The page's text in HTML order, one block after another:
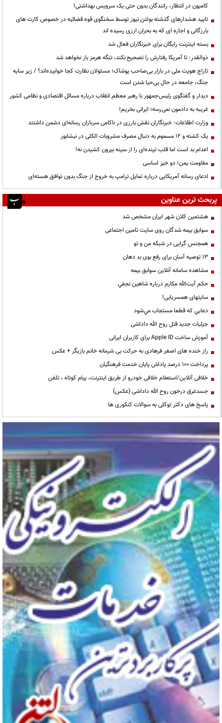
کامیون در انتظار، رانندگان بدون حتی یک سرویس بهداشتی!
تایید هشدارهای گذشته بولتن نیوز توسط سخنگوی قوه قضائیه در خصوص کارت های
بارزگانی و اجاره ای که به بحران ارزی رسیده اند
بسته اینترنت رایگان برای خبرنگاران فعال شد
ذوالقدر: تا آمریکا رفتارش را تصحیح نکند، تنگه هرمز باز نخواهد شد
تاراج هویت ملی در بازار بی‌صاحب پوشاک؛ مسئولان نظارت کجا خوابیده‌اند؟ / زیر سایه
جنگ، جامعه در حال بی‌حیا شدن است
دیدار و گفتگوی رئیس‌جمهور با رهبر معظم انقلاب درباره مسائل اقتصادی و نظامی کشور
غریبه به دادمون نمی‌رسه؛ ایرانی بخریم!
وزارت اطلاعات: خبرنگاران نقش بارزی در ناکامی سربازان رسانه‌ای دشمن داشتند
یک کشته و ۱۲ مسموم به دنبال مصرف مشروبات الکلی در نیشابور
اعدام بد است اما قلب تپنده‌ای را از سینه بیرون کشیدن نه!
مقاومت یمن؛ دو خیز اساسی
ادعای رسانه آمریکایی درباره تمایل ترامپ به خروج از جنگ بدون توافق هسته‌ای
پربحث ترین عناوین
هشتمین کلان شهر ایران مشخص شد
سوابق بیمه شدگان روی سایت تامین اجتماعی
همجنس گرایی در شبکه من و تو
13 توصیه آسان برای رفع بوی بد دهان
مشاهده سامانه آنلاين سوابق بیمه
حكم آيت‌الله مكارم درباره شاهين نجفي
سایتهای همسریابی!
دعايي كه قطعا مستجاب مي‌شود
جزئیات جدید قتل روح الله داداشی
آموزش ساخت Apple ID برای کاربران ایرانی
راز خنده های اصغر فرهادی به حرکت بی شرمانه خانم بازیگر + عکس
پرداخت ۱۰۰ درصد پاداش پایان خدمت فرهنگیان
خلافی آنلاین/استعلام خلافی خودرو از طریق اینترنت، پیام کوتاه ، تلفن
جسدغرق درخون روح الله داداشی (عکس)
پاسخ های دکتر توکلی به سوالات کنکوری ها